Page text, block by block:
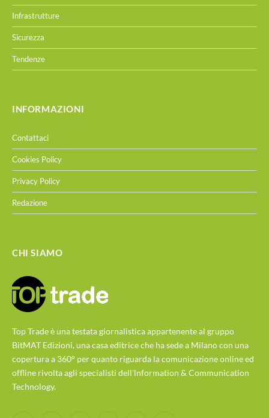
Infrastrutture
Sicurezza
Tendenze
INFORMAZIONI
Contattaci
Cookies Policy
Privacy Policy
Redazione
CHI SIAMO
Top Trade è una testata giornalistica appartenente al gruppo
BitMAT Edizioni, una casa editrice che ha sede a Milano con una
copertura a 360° per quanto riguarda la comunicazione online ed
offline rivolta agli specialisti dell'lnformation & Communication
Technology.